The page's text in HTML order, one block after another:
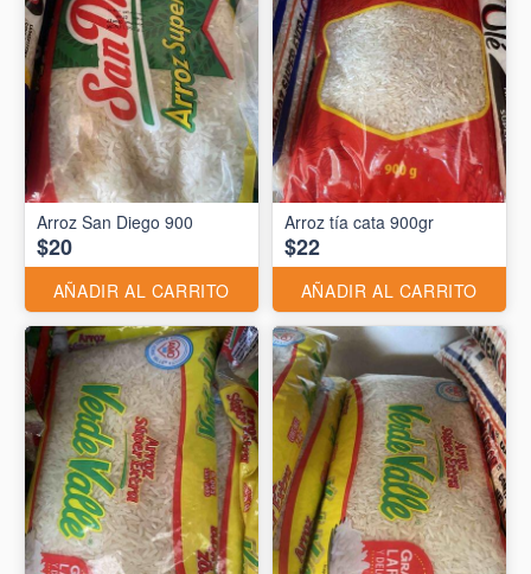
Arroz San Diego 900
$20
AÑADIR AL CARRITO
Arroz tía cata 900gr
$22
AÑADIR AL CARRITO